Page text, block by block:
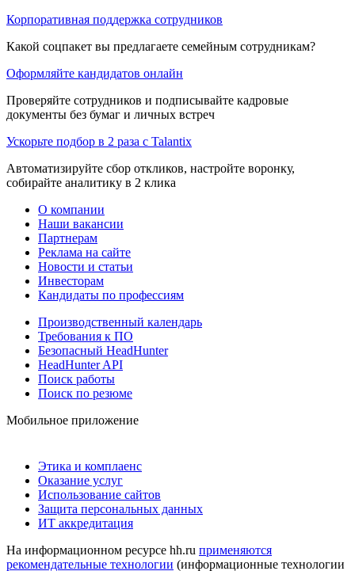
Корпоративная поддержка сотрудников
Какой соцпакет вы предлагаете семейным сотрудникам?
Оформляйте кандидатов онлайн
Проверяйте сотрудников и подписывайте кадровые
документы без бумаг и личных встреч
Ускорьте подбор в 2 раза с Talantix
Автоматизируйте сбор откликов, настройте воронку,
собирайте аналитику в 2 клика
О компании
Наши вакансии
Партнерам
Реклама на сайте
Новости и статьи
Инвесторам
Кандидаты по профессиям
Производственный календарь
Требования к ПО
Безопасный HeadHunter
HeadHunter API
Поиск работы
Поиск по резюме
Мобильное приложение
Этика и комплаенс
Оказание услуг
Использование сайтов
Защита персональных данных
ИТ аккредитация
На информационном ресурсе hh.ru применяются
рекомендательные технологии (информационные технологии